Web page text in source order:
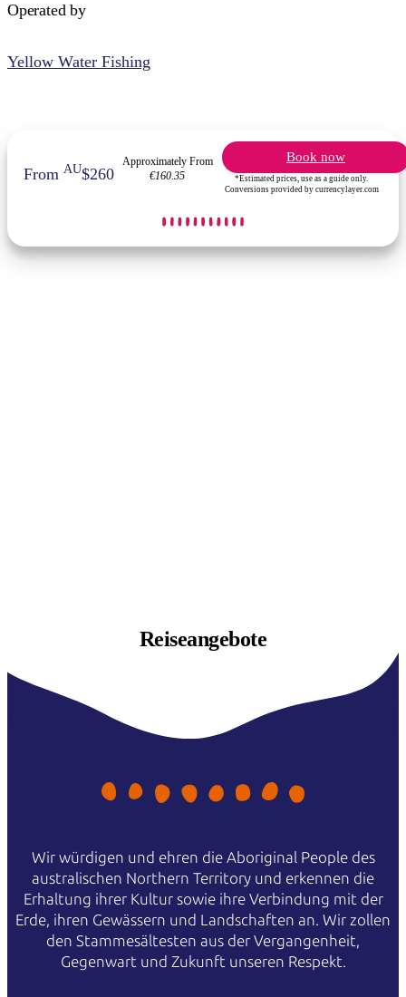
Operated by
Yellow Water Fishing
FromAU$260
Approximately From
€160.35
Book now
*Estimated prices, use as a guide only.
Conversions provided by currencylayer.com
Reiseangebote
Wir würdigen und ehren die Aboriginal People des
australischen Northern Territory und erkennen die
Erhaltung ihrer Kultur sowie ihre Verbindung mit der
Erde, ihren Gewässern und Landschaften an. Wir zollen
den Stammesältesten aus der Vergangenheit,
Gegenwart und Zukunft unseren Respekt.